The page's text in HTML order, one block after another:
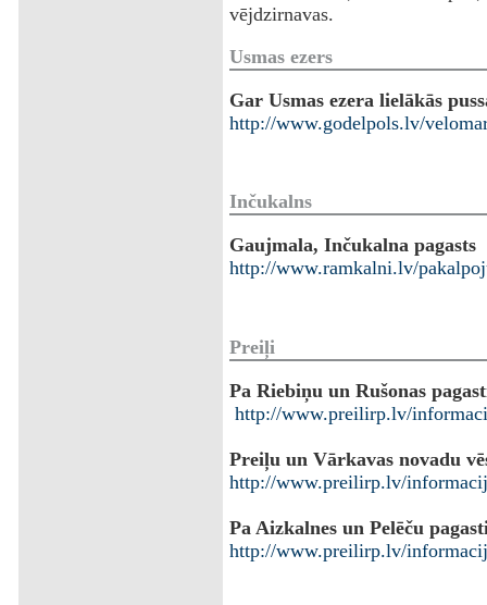
vējdzirnavas.
Usmas ezers
Gar Usmas ezera lielākās
http://www.godelpols.lv/
Inčukalns
Gaujmala, Inčukalna pagasts
http://www.ramkalni.lv/
Preiļi
Pa Riebiņu un Rušonas
http://www.preilirp.lv/
Preiļu un Vārkavas novadu
http://www.preilirp.lv/
Pa Aizkalnes un Pelēču
http://www.preilirp.lv/